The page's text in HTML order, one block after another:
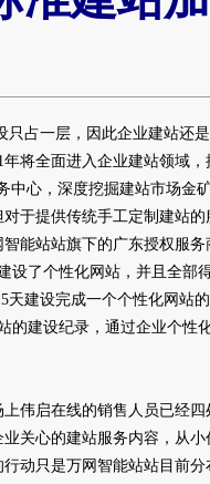
只占一层，因此企业建站还
年将全面进入企业建站领域
中心，深度挖掘建站市场金
于提供传统手工定制建站
能站站旗下的广东授权服
设了个性化网站，并且全
天建设完成一个个性化网站
的建设纪录，通过企业个性
启在线的销售人员已经四
关心的建站服务内容，从
动只是万网智能站站目前